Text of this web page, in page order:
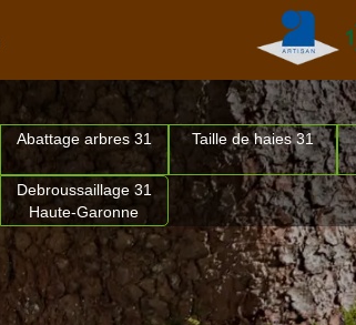
Abattage arbres 31 Taille de haies 31
Debroussaillage 31
Haute-Garonne